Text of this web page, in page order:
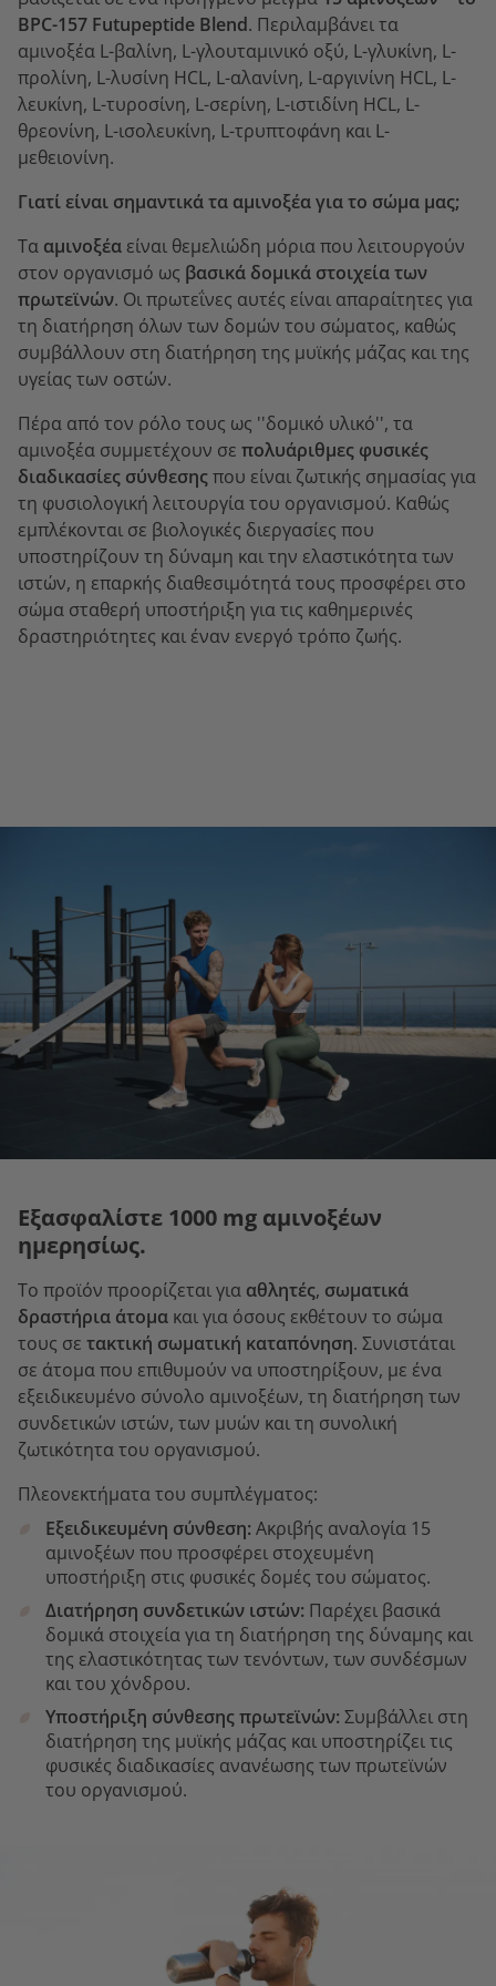
BPC-157 Futupeptide Blend. Περιλαμβάνει τα
αμινοξέα L-βαλίνη, L-γλουταμινικό οξύ, L-γλυκίνη, L-
προλίνη, L-λυσίνη HCL, L-αλανίνη, L-αργινίνη HCL, L-
λευκίνη, L-τυροσίνη, L-σερίνη, L-ιστιδίνη HCL, L-
θρεονίνη, L-ισολευκίνη, L-τρυπτοφάνη και L-
μεθειονίνη.
Γιατί είναι σημαντικά τα αμινοξέα για το σώμα μας;
Τα αμινοξέα είναι θεμελιώδη μόρια που λειτουργούν
στον οργανισμό ως βασικά δομικά στοιχεία των
πρωτεϊνών. Οι πρωτεΐνες αυτές είναι απαραίτητες για
τη διατήρηση όλων των δομών του σώματος, καθώς
συμβάλλουν στη διατήρηση της μυϊκής μάζας και της
υγείας των οστών.
Πέρα από τον ρόλο τους ως ''δομικό υλικό'', τα
αμινοξέα συμμετέχουν σε πολυάριθμες φυσικές
διαδικασίες σύνθεσης που είναι ζωτικής σημασίας για
τη φυσιολογική λειτουργία του οργανισμού. Καθώς
εμπλέκονται σε βιολογικές διεργασίες που
υποστηρίζουν τη δύναμη και την ελαστικότητα των
ιστών, η επαρκής διαθεσιμότητά τους προσφέρει στο
σώμα σταθερή υποστήριξη για τις καθημερινές
δραστηριότητες και έναν ενεργό τρόπο ζωής.
Εξασφαλίστε 1000 mg αμινοξέων
ημερησίως.
Το προϊόν προορίζεται για αθλητές, σωματικά
δραστήρια άτομα και για όσους εκθέτουν το σώμα
τους σε τακτική σωματική καταπόνηση. Συνιστάται
σε άτομα που επιθυμούν να υποστηρίξουν, με ένα
εξειδικευμένο σύνολο αμινοξέων, τη διατήρηση των
συνδετικών ιστών, των μυών και τη συνολική
ζωτικότητα του οργανισμού.
Πλεονεκτήματα του συμπλέγματος:
Εξειδικευμένη σύνθεση: Ακριβής αναλογία 15
αμινοξέων που προσφέρει στοχευμένη
υποστήριξη στις φυσικές δομές του σώματος.
Διατήρηση συνδετικών ιστών: Παρέχει βασικά
δομικά στοιχεία για τη διατήρηση της δύναμης και
της ελαστικότητας των τενόντων, των συνδέσμων
και του χόνδρου.
Υποστήριξη σύνθεσης πρωτεϊνών: Συμβάλλει στη
διατήρηση της μυϊκής μάζας και υποστηρίζει τις
φυσικές διαδικασίες ανανέωσης των πρωτεϊνών
του οργανισμού.